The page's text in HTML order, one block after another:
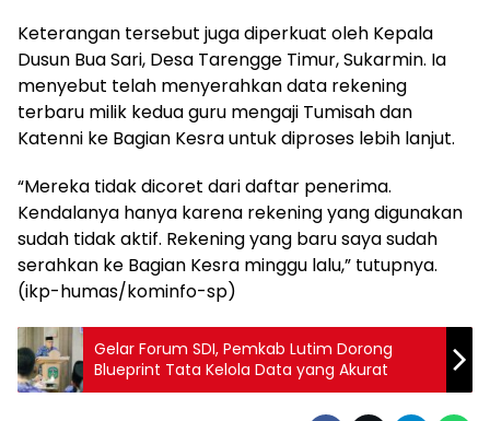
Keterangan tersebut juga diperkuat oleh Kepala
Dusun Bua Sari, Desa Tarengge Timur, Sukarmin. Ia
menyebut telah menyerahkan data rekening
terbaru milik kedua guru mengaji Tumisah dan
Katenni ke Bagian Kesra untuk diproses lebih lanjut.
“Mereka tidak dicoret dari daftar penerima.
Kendalanya hanya karena rekening yang digunakan
sudah tidak aktif. Rekening yang baru saya sudah
serahkan ke Bagian Kesra minggu lalu,” tutupnya.
(ikp-humas/kominfo-sp)
Gelar Forum SDI, Pemkab Lutim Dorong
Blueprint Tata Kelola Data yang Akurat ‎